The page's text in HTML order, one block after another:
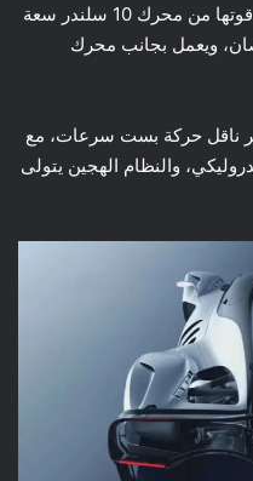
تحصل سيارة RB17 السوبر كار علي قوتها من محرك 10 سلندر سعة
سي، وتنتج قوة 1000 حصان، ويعمل بجانب محرك
ناقل حركة بست سرعات، مع
والنظام الهجين يتولى